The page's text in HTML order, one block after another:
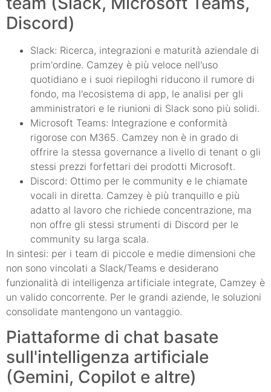
Discord)
Slack: Ricerca, integrazioni e maturità aziendale di
prim'ordine. Camzey è più veloce nell'uso
quotidiano e i suoi riepiloghi riducono il rumore di
fondo, ma l'ecosistema di app, le analisi per gli
amministratori e le riunioni di Slack sono più solidi.
Microsoft Teams: Integrazione e conformità
rigorose con M365. Camzey non è in grado di
offrire la stessa governance a livello di tenant o gli
stessi prezzi forfettari dei prodotti Microsoft.
Discord: Ottimo per le community e le chiamate
vocali in diretta. Camzey è più tranquillo e più
adatto al lavoro che richiede concentrazione, ma
non offre gli stessi strumenti di Discord per le
community su larga scala.
In sintesi: per i team di piccole e medie dimensioni che
non sono vincolati a Slack/Teams e desiderano
funzionalità di intelligenza artificiale integrate, Camzey è
un valido concorrente. Per le grandi aziende, le soluzioni
consolidate mantengono un vantaggio.
Piattaforme di chat basate
sull'intelligenza artificiale
(Gemini, Copilot e altre)